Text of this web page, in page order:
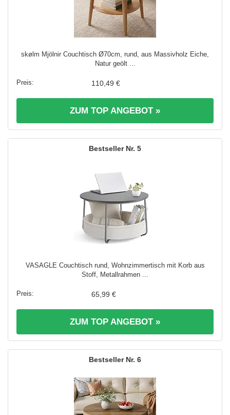
skølm Mjölnir Couchtisch Ø70cm, rund, aus Massivholz Eiche,
Natur geölt ...
110,49 €
ZUM TOP ANGEBOT »
5
VASAGLE Couchtisch rund, Wohnzimmertisch mit Korb aus
Stoff, Metallrahmen ...
65,99 €
ZUM TOP ANGEBOT »
6